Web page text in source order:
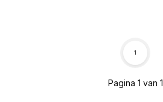
Pagina 1 van 1
1